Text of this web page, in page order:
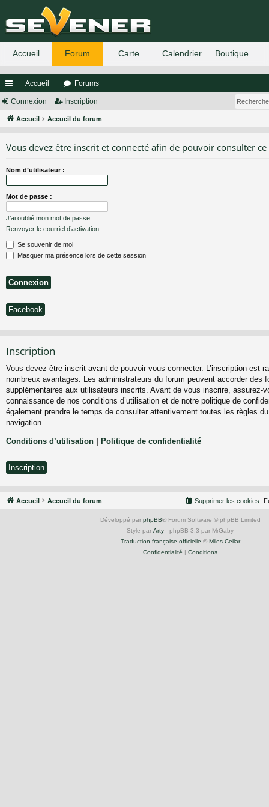
ac
co
s
Accueil Forums
Connexion Inscription
Accueil Accueil du forum
Vous devez être inscrit et connecté afin de pouvoir consulter
Nom d’utilisateur :
Mot de passe :
J’ai oublié mon mot de passe
Renvoyer le courriel d’activation
Se souvenir de moi
Masquer ma présence lors de cette session
Facebook
Inscription
Vous devez être inscrit avant de pouvoir vous connecter. L’inscription est
nombreux avantages. Les administrateurs du forum peuvent accorder des
supplémentaires aux utilisateurs inscrits. Avant de vous inscrire, assurez-
connaissance de nos conditions d’utilisation et de notre politique de
également prendre le temps de consulter attentivement toutes les règles
navigation.
Conditions d’utilisation | Politique de confidentialité
Inscription
Accueil Accueil du forum Supprimer les cookies
Développé par phpBB® Forum Software © phpBB Limited
Style par Arty - phpBB 3.3 par MrGaby
Traduction française officielle © Miles Cellar
Confidentialité | Conditions